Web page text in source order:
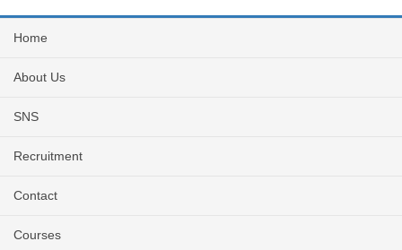
Home
About Us
SNS
Recruitment
Contact
Courses